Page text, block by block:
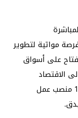
مواتية لتطوير
على أسواق
الاقتصاد
المهيكل، كما مكنت من إحداث حوالي 100 منصب عمل